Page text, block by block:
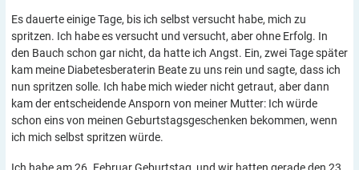
Es dauerte einige Tage, bis ich selbst versucht habe, mich zu
spritzen. Ich habe es versucht und versucht, aber ohne Erfolg. In
den Bauch schon gar nicht, da hatte ich Angst. Ein, zwei Tage später
kam meine Diabetesberaterin Beate zu uns rein und sagte, dass ich
nun spritzen solle. Ich habe mich wieder nicht getraut, aber dann
kam der entscheidende Ansporn von meiner Mutter: Ich würde
schon eins von meinen Geburtstagsgeschenken bekommen, wenn
ich mich selbst spritzen würde.
Ich habe am 26. Februar Geburtstag, und wir hatten gerade den 23.